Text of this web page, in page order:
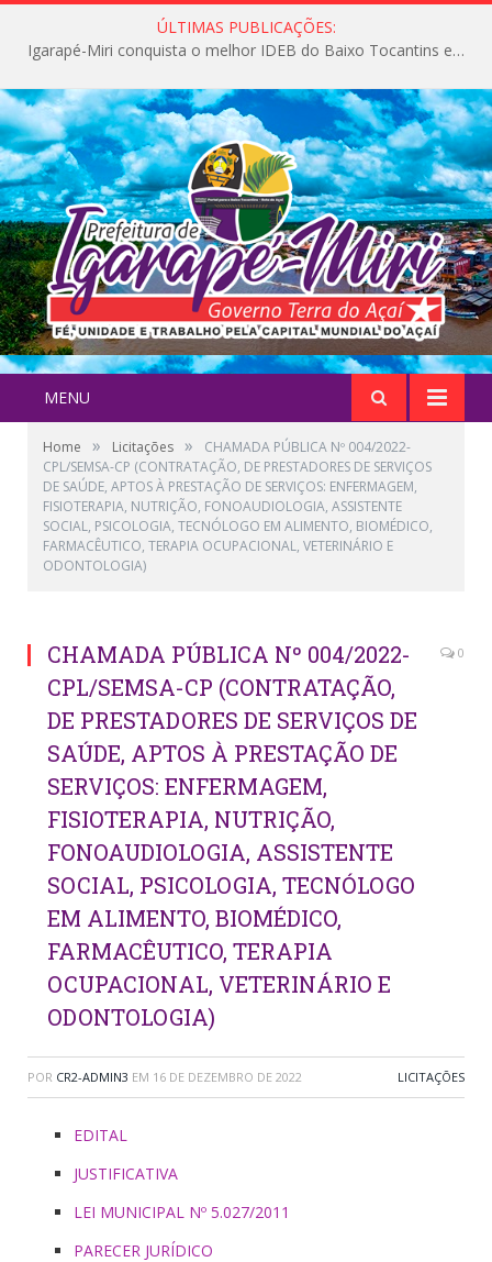
ÚLTIMAS PUBLICAÇÕES:
Igarapé-Miri conquista o melhor IDEB do Baixo Tocantins e avança na qualidade da educação pública
MENU
Home » Licitações »
CHAMADA PÚBLICA Nº 004/2022-
CPL/SEMSA-CP (CONTRATAÇÃO, DE PRESTADORES DE SERVIÇOS
DE SAÚDE, APTOS À PRESTAÇÃO DE SERVIÇOS: ENFERMAGEM,
FISIOTERAPIA, NUTRIÇÃO, FONOAUDIOLOGIA, ASSISTENTE
SOCIAL, PSICOLOGIA, TECNÓLOGO EM ALIMENTO, BIOMÉDICO,
FARMACÊUTICO, TERAPIA OCUPACIONAL, VETERINÁRIO E
ODONTOLOGIA)
CHAMADA PÚBLICA Nº 004/2022-
CPL/SEMSA-CP (CONTRATAÇÃO,
DE PRESTADORES DE SERVIÇOS DE
SAÚDE, APTOS À PRESTAÇÃO DE
SERVIÇOS: ENFERMAGEM,
FISIOTERAPIA, NUTRIÇÃO,
FONOAUDIOLOGIA, ASSISTENTE
SOCIAL, PSICOLOGIA, TECNÓLOGO
EM ALIMENTO, BIOMÉDICO,
FARMACÊUTICO, TERAPIA
OCUPACIONAL, VETERINÁRIO E
ODONTOLOGIA)
0
POR CR2-ADMIN3 EM 16 DE DEZEMBRO DE 2022 LICITAÇÕES
EDITAL
JUSTIFICATIVA
LEI MUNICIPAL Nº 5.027/2011
PARECER JURÍDICO